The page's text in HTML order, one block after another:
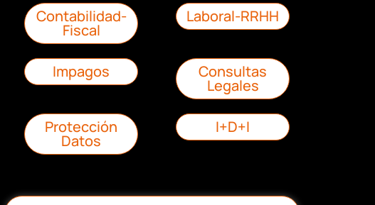
Contabilidad-
Fiscal
Laboral-RRHH
Impagos Consultas
Legales
Protección
Datos
I+D+I